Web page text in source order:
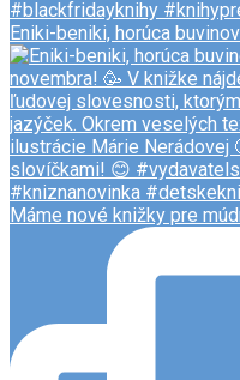
Eniki-beniki, horúca
Máme nové knižky pre